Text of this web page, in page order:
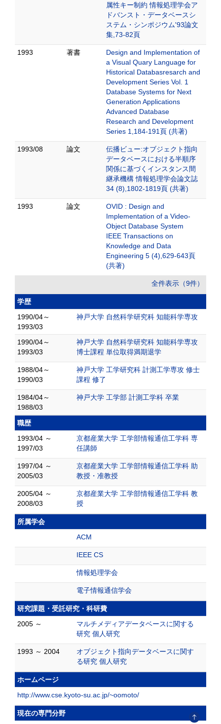
属性キー制約 情報処理学会ア
ドバンスト・データベースシ
ステム・シンポジウム'93論文
集,73-82頁
1993 著書
Design and Implementation of
a Visual Quary Language for
Historical Databasresarch and
Development Series Vol. 1
Database Systems for Next
Generation Applications
Advanced Database
Research and Development
Series 1,184-191頁 (共著)
1993/08 論文
伝播ビュー:オブジェクト指向
データベースにおける半順序
関係に基づくインスタンス間
継承機構 情報処理学会論文誌
34 (8),1802-1819頁 (共著)
1993 論文
OVID : Design and
Implementation of a Video-
Object Database System
IEEE Transactions on
Knowledge and Data
Engineering 5 (4),629-643頁
(共著)
全件表示（9件）
学歴
1990/04～
1993/03
神戸大学 自然科学研究科 知能科学専攻
1990/04～
1993/03
神戸大学 自然科学研究科 知能科学専攻
博士課程 単位取得満期退学
1988/04～
1990/03
神戸大学 工学研究科 計測工学専攻 修士
課程 修了
1984/04～
1988/03
神戸大学 工学部 計測工学科 卒業
職歴
1993/04 ～
1997/03
京都産業大学 工学部情報通信工学科 専
任講師
1997/04 ～
2005/03
京都産業大学 工学部情報通信工学科 助
教授・准教授
2005/04 ～
2008/03
京都産業大学 工学部情報通信工学科 教
授
所属学会
ACM
IEEE CS
情報処理学会
電子情報通信学会
研究課題・受託研究・科研費
2005 ～
マルチメディアデータベースに関する
研究 個人研究
1993 ～ 2004
オブジェクト指向データベースに関す
る研究 個人研究
ホームページ
http://www.cse.kyoto-su.ac.jp/~oomoto/
現在の専門分野